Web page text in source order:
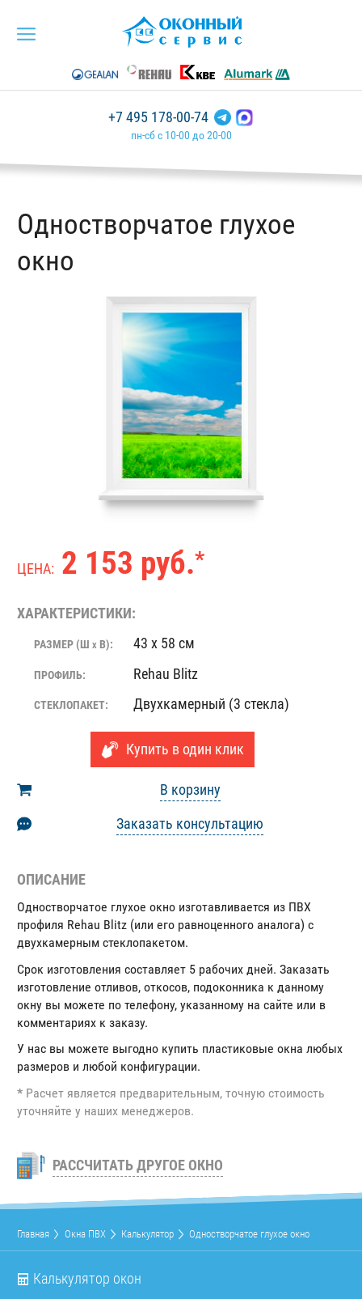
+7 495 178-00-74
пн-сб с 10-00 до 20-00
Одностворчатое глухое
окно
ЦЕНА: 2 153 руб.*
ХАРАКТЕРИСТИКИ:
РАЗМЕР (Ш X В): 43 x 58 см
ПРОФИЛЬ: Rehau Blitz
СТЕКЛОПАКЕТ: Двухкамерный (3 стекла)
Купить в один клик
В корзину
Заказать консультацию
ОПИСАНИЕ
Одностворчатое глухое окно изготавливается из ПВХ
профиля Rehau Blitz (или его равноценного аналога) с
двухкамерным стеклопакетом.
Срок изготовления составляет 5 рабочих дней. Заказать
изготовление отливов, откосов, подоконника к данному
окну вы можете по телефону, указанному на сайте или в
комментариях к заказу.
У нас вы можете выгодно купить пластиковые окна любых
размеров и любой конфигурации.
* Расчет является предварительным, точную стоимость
уточняйте у наших менеджеров.
РАССЧИТАТЬ ДРУГОЕ ОКНО
Главная Окна ПВХ Калькулятор Одностворчатое глухое окно
Калькулятор окон